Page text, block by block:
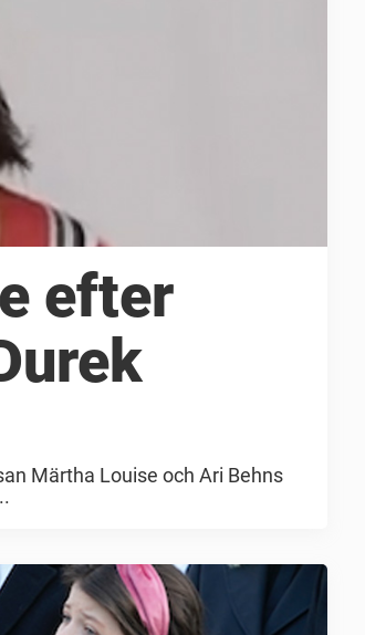
efter
Märtha Louise och Ari Behns